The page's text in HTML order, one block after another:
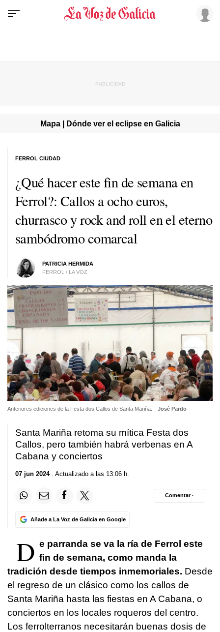
Mapa | Dónde ver el eclipse en Galicia
¿Qué hacer este fin de semana en
Ferrol?: Callos a ocho euros,
churrasco y rock and roll en el eterno
sambódromo comarcal
PATRICIA HERMIDA
FERROL / LA VOZ
FERROL CIUDAD
Anteriores ediciones de la Festa dos Callos de Santa Mariña. José Pardo
Santa Mariña retoma su mítica Festa dos
Callos, pero también habrá verbenas en A
Cabana y conciertos
07 jun 2024. Actualizado a las 13:06 h.
Añade a La Voz de Galicia en Google
Comentar ·
D e parranda se va la ría de Ferrol este
fin de semana, como manda la
tradición desde tiempos inmemoriales. Desde
el regreso de un clásico como los callos de
Santa Mariña hasta las fiestas en A Cabana, o
conciertos en los locales roqueros del centro.
Los ferrolterranos necesitarán buenas dosis de